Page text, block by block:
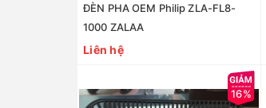
ĐÈN PHA OEM Philip ZLA-FL8-
1000 ZALAA
Liên hệ
16%